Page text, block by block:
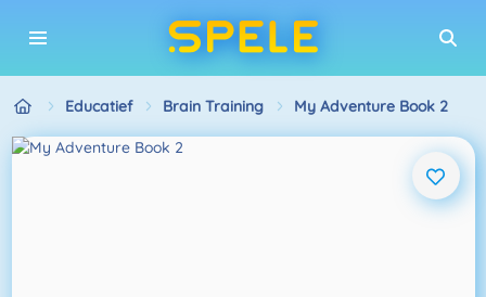
Educatief Brain Training My Adventure Book 2